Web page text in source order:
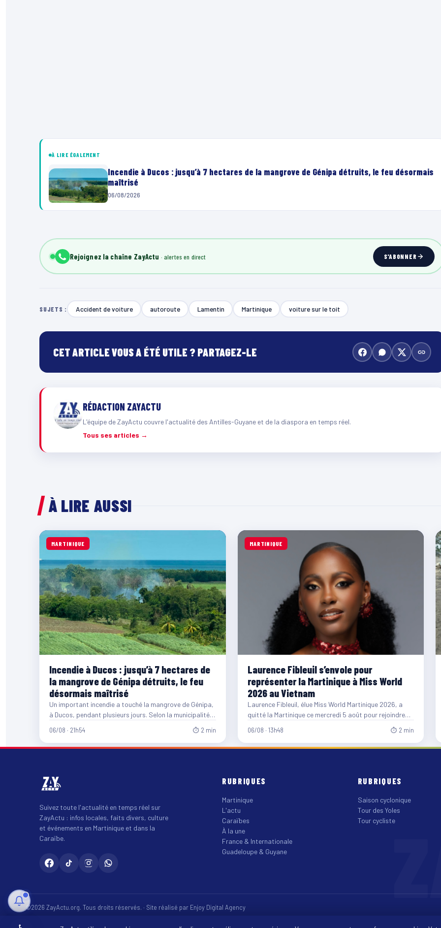
À LIRE ÉGALEMENT
Incendie à Ducos : jusqu’à 7 hectares de la mangrove de Génipa détruits, le feu désormais
maîtrisé
06/08/2026
vidéo
Rejoignez la chaîne ZayActu S'ABONNER
SUJETS : Accident de voiture autoroute Lamentin Martinique voiture sur le toit
CET ARTICLE VOUS A ÉTÉ UTILE ? PARTAGEZ-LE
RÉDACTION ZAYACTU
L'équipe de ZayActu couvre l'actualité des Antilles-Guyane et de la diaspora en temps réel.
Tous ses articles →
À LIRE AUSSI
MARTINIQUE
Incendie à Ducos : jusqu’à 7 hectares de
la mangrove de Génipa détruits, le feu
désormais maîtrisé
Un important incendie a touché la mangrove de Génipa,
à Ducos, pendant plusieurs jours. Selon la municipalité,
06/08 · 21h54 ⏱ 2 min
MARTINIQUE
Laurence Fibleuil s’envole pour
représenter la Martinique à Miss World
2026 au Vietnam
Laurence Fibleuil, élue Miss World Martinique 2026, a
quitté la Martinique ce mercredi 5 août pour rejoindre
06/08 · 13h48 ⏱ 2 min
Suivez toute l'actualité en temps réel sur
ZayActu : infos locales, faits divers, culture
et événements en Martinique et dans la
Caraïbe.
RUBRIQUES
Martinique
L'actu
Caraïbes
À la une
France & Internationale
Guadeloupe & Guyane
RUBRIQUES
Saison cyclonique
Tour des Yoles
Tour cycliste
©2026 ZayActu.org. Tous droits réservés. · Site réalisé par Enjoy Digital Agency